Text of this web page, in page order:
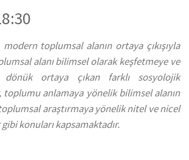
toplumsal alanın ortaya çıkışıyla
alanı bilimsel olarak keşfetmeye ve
dönük ortaya çıkan farklı sosyolojik
toplumu anlamaya yönelik bilimsel alanın
araştırmaya yönelik nitel ve nicel
konuları kapsamaktadır.